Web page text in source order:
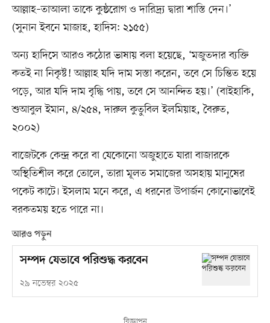
আল্লাহ–তাআলা তাকে কুষ্ঠরোগ ও দারিদ্র্য দ্বারা শাস্তি দেন।’
(সুনান ইবনে মাজাহ, হাদিস: ২১৫৫)
অন্য হাদিসে আরও কঠোর ভাষায় বলা হয়েছে, ‘মজুতদার ব্যক্তি
কতই না নিকৃষ্ট! আল্লাহ যদি দাম সস্তা করেন, তবে সে চিন্তিত হয়ে
পড়ে, আর যদি দাম বৃদ্ধি পায়, তবে সে আনন্দিত হয়।’ (বাইহাকি,
শুআবুল ইমান, ৪/২৫৪, দারুল কুতুবিল ইলমিয়াহ, বৈরুত,
২০০২)
বাজেটকে কেন্দ্র করে বা যেকোনো অজুহাতে যারা বাজারকে
অস্থিতিশীল করে তোলে, তারা মূলত সমাজের অসহায় মানুষের
পকেট কাটে। ইসলাম মনে করে, এ ধরনের উপার্জন কোনোভাবেই
বরকতময় হতে পারে না।
আরও পড়ুন
সম্পদ যেভাবে পরিশুদ্ধ করবেন
২৯ নভেম্বর ২০২৫